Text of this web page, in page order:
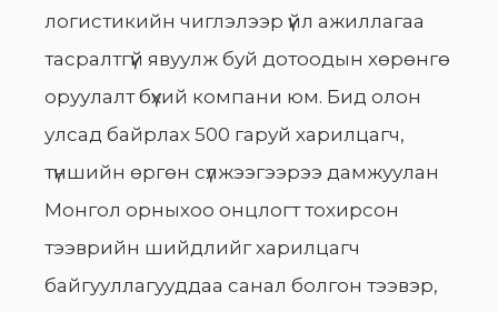
логистикийн чиглэлээр үйл ажиллагаа
тасралтгүй явуулж буй дотоодын хөрөнгө
оруулалт бүхий компани юм. Бид олон
улсад байрлах 500 гаруй харилцагч,
түншийн өргөн сүлжээгээрээ дамжуулан
Монгол орныхоо онцлогт тохирсон
тээврийн шийдлийг харилцагч
байгууллагууддаа санал болгон тээвэр,